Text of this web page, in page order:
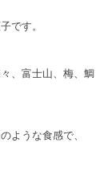
です。
、富士山、梅、鯛
ような食感で、